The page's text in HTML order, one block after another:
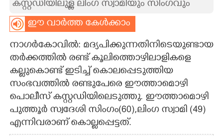
CARTOONS
LITERATURE
ZOOM
CONTACT US
കസ്റ്റഡിയിലുള്ള ലിംഗ സ്വാമിയും സിംഗവും
ഈ വാർത്ത കേൾക്കാം
നാഗർകോവിൽ: മദ്യപിക്കുന്നതിനിടെയുണ്ടായ
തർക്കത്തിൽ രണ്ട് കൂലിത്തൊഴിലാളികളെ
കല്ലുകൊണ്ട് ഇടിച്ച് കൊലപ്പെടുത്തിയ
സംഭവത്തിൽ രണ്ടുപേരെ ഈത്താമൊഴി
പൊലീസ് കസ്റ്റഡിയിലെടുത്തു. ഈത്താമൊഴി
പുത്തൂർ സ്വദേശി സിംഗം(60),ലിംഗ സ്വാമി (49)
എന്നിവരാണ് കൊല്ലപ്പെട്ടത്.